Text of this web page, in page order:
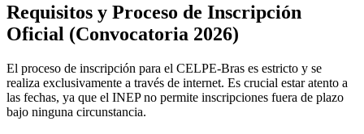
Requisitos y Proceso de Inscripción
Oficial (Convocatoria 2026)
El proceso de inscripción para el CELPE-Bras es estricto y se
realiza exclusivamente a través de internet. Es crucial estar atento a
las fechas, ya que el INEP no permite inscripciones fuera de plazo
bajo ninguna circunstancia.